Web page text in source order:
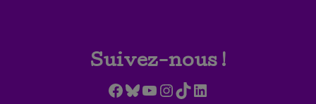
Suivez-nous !
Facebook
Bluesky
YouTube
Instagram
TikTokLinkedIn